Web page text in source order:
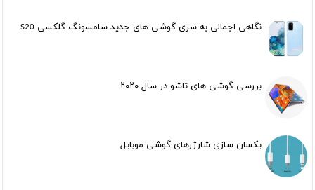
نگاهی اجمالی به سری گوشی های جدید سامسونگ گلکسی S20
بررسی گوشی های تاشو در سال ۲۰۲۰
یکسان سازی شارژرهای گوشی موبایل